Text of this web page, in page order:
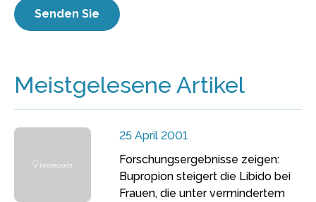
Meistgelesene Artikel
25 April 2001
Forschungsergebnisse zeigen:
Bupropion steigert die Libido bei
Frauen, die unter vermindertem